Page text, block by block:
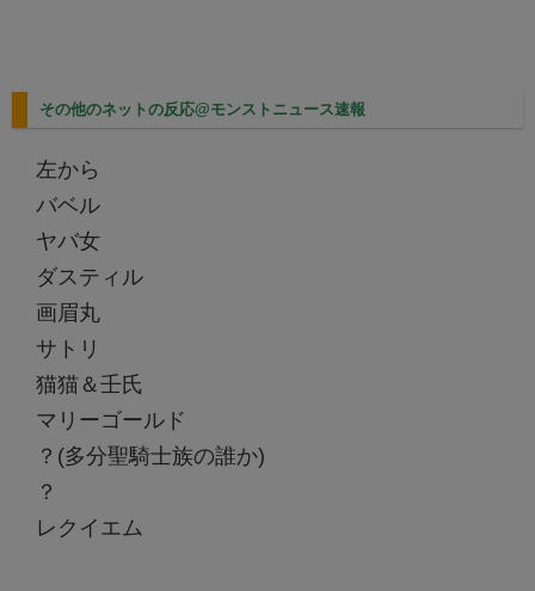
その他のネットの反応@モンストニュース速報
左から
バベル
ヤバ女
ダスティル
画眉丸
サトリ
猫猫＆壬氏
マリーゴールド
？(多分聖騎士族の誰か)
？
レクイエム